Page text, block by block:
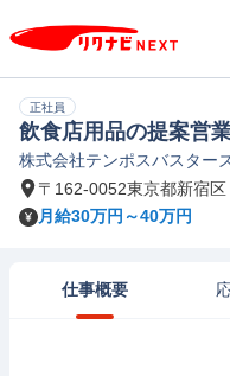
正社員
飲食店用品の提案営
株式会社テンポスバスター
〒162-0052東京都新宿区
月給30万円～40万円
仕事概要